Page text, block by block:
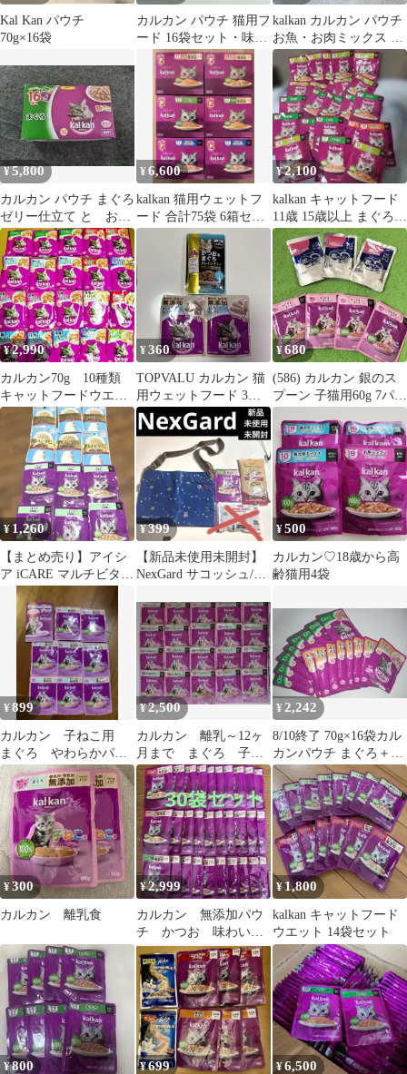
Kal Kan パウチ
70g×16袋
カルカン パウチ 猫用フ
ード 16袋セット・味わ
いとりささみ＆お魚お
肉ミックス
kalkan カルカン パウチ
お魚・お肉ミックス 8
袋セット
¥5,800
カルカン パウチ まぐろ
ゼリー仕立て と お
魚・お肉 ゼリー仕立て
¥6,600
kalkan 猫用ウェットフ
ード 合計75袋 6箱セッ
ト（12袋✖️6箱）➕3袋
¥2,100
kalkan キャットフード
11歳 15歳以上 まぐろ等
四種類23袋
¥2,990
カルカン70g 10種類
キャットフードウエッ
トフード 旧カルカ
ン Kalkan
¥360
TOPVALU カルカン 猫
用ウェットフード 3袋
セット
¥680
(586) カルカン 銀のス
プーン 子猫用60g 7パッ
クセット
¥ 1,260
【まとめ売り】アイシ
ア iCARE マルチビタミ
ン＆カルカン 12袋セッ
¥399
【新品未使用未開封】
NexGard サコッシュ/ド
サンプル
¥500
カルカン♡18歳から高
齢猫用4袋
¥899
カルカン 子ねこ用
まぐろ やわらかパ
テ パウチ ウェッ
ト 総合栄養食
¥ 2,500
カルカン 離乳～12ヶ
月まで まぐろ 子猫
用 子ネコ kalkan
合計20個
¥2,242
8/10終了 70g×16袋カル
カンパウチ まぐろ＋ま
ぐろ舌平目入りゼリー
仕立て
¥300
カルカン 離乳食
¥2,999
カルカン 無添加パウ
チ かつお 味わいと
りささみ まぐろ 30
袋セット
¥1,800
kalkan キャットフード
ウエット 14袋セット
¥800 ¥699 ¥6,500